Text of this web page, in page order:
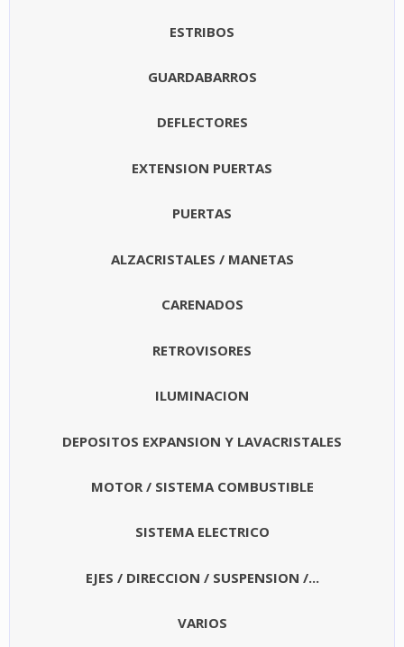
ESTRIBOS
GUARDABARROS
DEFLECTORES
EXTENSION PUERTAS
PUERTAS
ALZACRISTALES / MANETAS
CARENADOS
RETROVISORES
ILUMINACION
DEPOSITOS EXPANSION Y LAVACRISTALES
MOTOR / SISTEMA COMBUSTIBLE
SISTEMA ELECTRICO
EJES / DIRECCION / SUSPENSION /...
VARIOS